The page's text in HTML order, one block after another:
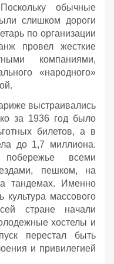
обычные
слишком дороги
по организации
провел жесткие
компаниями,
«народного»
выстраивались
за 1936 год было
билетов, а в
до 1,7 миллиона.
всеми
пешком, на
тандемах. Именно
культура массового
стране начали
хостелы и
перестал быть
и привилегией